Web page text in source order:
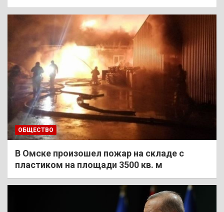
ОБЩЕСТВО
В Омске произошел пожар на складе с
пластиком на площади 3500 кв. м